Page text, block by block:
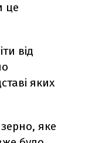
це
від
яких
яке